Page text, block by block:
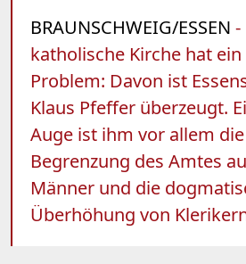
BRAUNSCHWEIG/ESSEN -
katholische Kirche hat
Problem: Davon ist
Klaus Pfeffer überzeugt.
Auge ist ihm vor allem
Begrenzung des Amtes
Männer und die
Überhöhung von